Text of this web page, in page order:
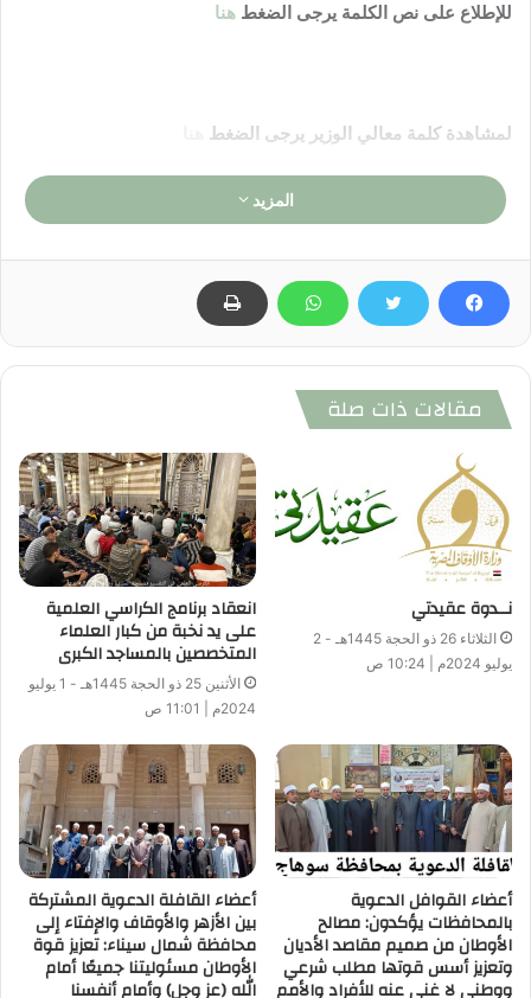
للإطلاع على نص الكلمة يرجى الضغط هنا
لمشاهدة كلمة معالي الوزير يرجى الضغط
سوف يُنشر الاحتفال كاملا غدا إن شاء الله
المزيد
مقالات ذات صلة
نــدوة عقيدتي
الثلاثاء 26 ذو الحجة 1445هـ - 2
يوليو 2024م | 10:24 ص
انعقاد برنامج الكراسي العلمية
على يد نخبة من كبار العلماء
المتخصصين بالمساجد الكبرى
الأثنين 25 ذو الحجة 1445هـ - 1 يوليو
2024م | 11:01 ص
أعضاء القوافل الدعوية
بالمحافظات يؤكدون: مصالح
الأوطان من صميم مقاصد الأديان
وتعزيز أسس قوتها مطلب شرعي
ووطني لا غنى عنه للأفراد والأمم
أعضاء القافلة الدعوية المشتركة
بين الأزهر والأوقاف والإفتاء إلى
محافظة شمال سيناء: تعزيز قوة
الأوطان مسئوليتنا جميعًا أمام
الله (عز وجل) وأمام أنفسنا